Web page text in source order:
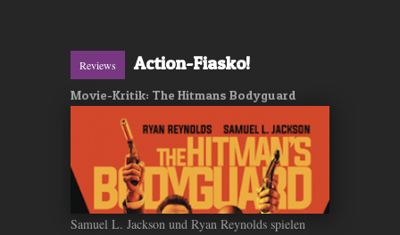
Reviews Action-Fiasko!
Movie-Kritik: The Hitmans Bodyguard
Samuel L. Jackson und Ryan Reynolds spielen